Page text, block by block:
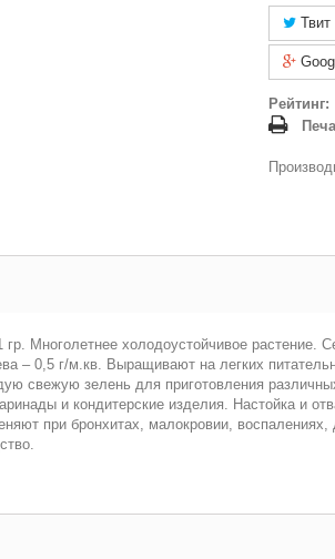
Твит
Рейтинг:
гр. Многолетнее холодоустойчивое растение.
– 0,5 г/м.кв. Выращивают на легких
свежую зелень для приготовления
и кондитерские изделия. Настойка и
при бронхитах, малокровии,